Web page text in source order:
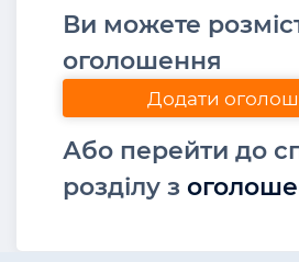
Ви можете
оголошення
Додати
Або перейти до
розділу з